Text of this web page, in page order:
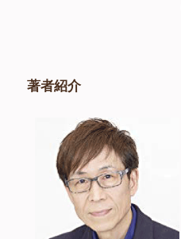
著者紹介